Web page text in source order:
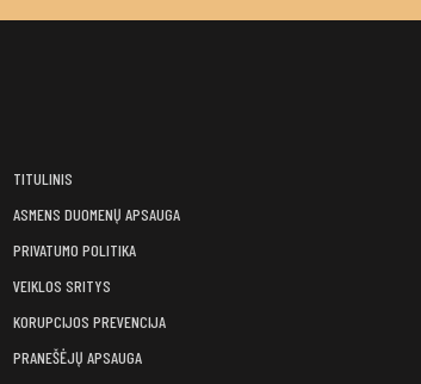
TITULINIS
ASMENS DUOMENŲ APSAUGA
PRIVATUMO POLITIKA
VEIKLOS SRITYS
KORUPCIJOS PREVENCIJA
PRANEŠĖJŲ APSAUGA